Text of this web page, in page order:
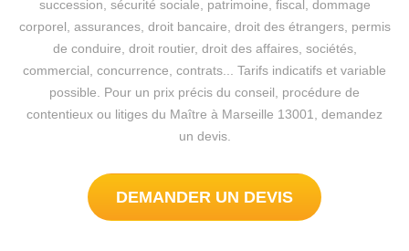
succession, sécurité sociale, patrimoine, fiscal, dommage
corporel, assurances, droit bancaire, droit des étrangers, permis
de conduire, droit routier, droit des affaires, sociétés,
commercial, concurrence, contrats... Tarifs indicatifs et variable
possible. Pour un prix précis du conseil, procédure de
contentieux ou litiges du Maître à Marseille 13001, demandez
un devis.
DEMANDER UN DEVIS